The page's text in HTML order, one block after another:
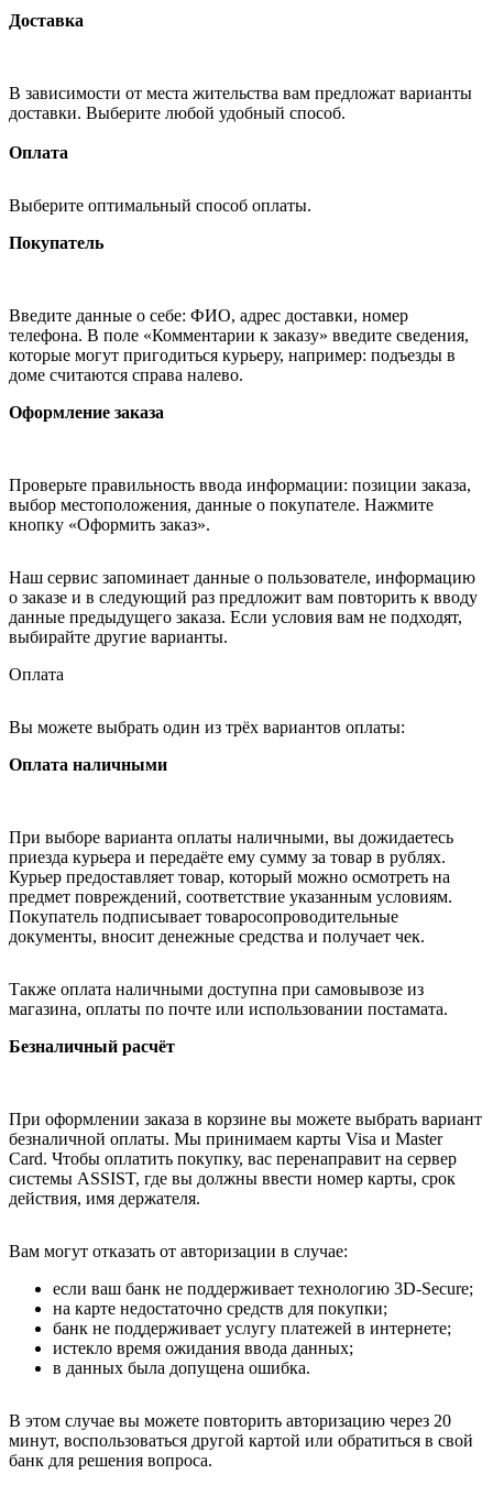
Доставка
В зависимости от места жительства вам предложат варианты
доставки. Выберите любой удобный способ.
Оплата
Выберите оптимальный способ оплаты.
Покупатель
Введите данные о себе: ФИО, адрес доставки, номер
телефона. В поле «Комментарии к заказу» введите сведения,
которые могут пригодиться курьеру, например: подъезды в
доме считаются справа налево.
Оформление заказа
Проверьте правильность ввода информации: позиции заказа,
выбор местоположения, данные о покупателе. Нажмите
кнопку «Оформить заказ».
Наш сервис запоминает данные о пользователе, информацию
о заказе и в следующий раз предложит вам повторить к вводу
данные предыдущего заказа. Если условия вам не подходят,
выбирайте другие варианты.
Оплата
Вы можете выбрать один из трёх вариантов оплаты:
Оплата наличными
При выборе варианта оплаты наличными, вы дожидаетесь
приезда курьера и передаёте ему сумму за товар в рублях.
Курьер предоставляет товар, который можно осмотреть на
предмет повреждений, соответствие указанным условиям.
Покупатель подписывает товаросопроводительные
документы, вносит денежные средства и получает чек.
Также оплата наличными доступна при самовывозе из
магазина, оплаты по почте или использовании постамата.
Безналичный расчёт
При оформлении заказа в корзине вы можете выбрать вариант
безналичной оплаты. Мы принимаем карты Visa и Master
Card. Чтобы оплатить покупку, вас перенаправит на сервер
системы ASSIST, где вы должны ввести номер карты, срок
действия, имя держателя.
Вам могут отказать от авторизации в случае:
если ваш банк не поддерживает технологию 3D-Secure;
на карте недостаточно средств для покупки;
банк не поддерживает услугу платежей в интернете;
истекло время ожидания ввода данных;
в данных была допущена ошибка.
В этом случае вы можете повторить авторизацию через 20
минут, воспользоваться другой картой или обратиться в свой
банк для решения вопроса.